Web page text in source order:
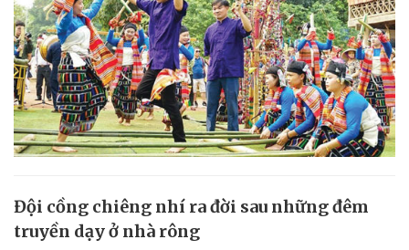
Đội cồng chiêng nhí ra đời sau những đêm
truyền dạy ở nhà rông